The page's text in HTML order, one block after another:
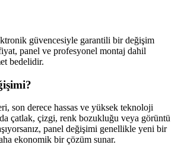
güvencesiyle garantili bir değişim
panel ve profesyonel montaj dahil
bedelidir.
son derece hassas ve yüksek teknoloji
çatlak, çizgi, renk bozukluğu veya görüntü
panel değişimi genellikle yeni bir
ekonomik bir çözüm sunar.